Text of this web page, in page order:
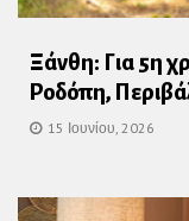
Ξάνθη: Για 5η
Ροδόπη,
15 Ιουνίου, 2026